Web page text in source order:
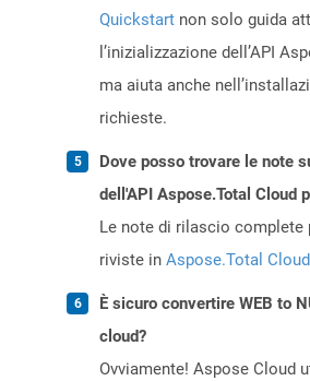
Quickstart non solo guida
l’inizializzazione dell’API
ma aiuta anche
richieste.
Dove posso trovare le note
dell'API Aspose.Total Cloud
Le note di rilascio complete
riviste in Aspose.Total
È sicuro convertire WEB to
cloud?
Ovviamente! Aspose Cloud